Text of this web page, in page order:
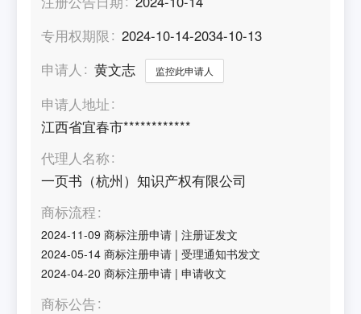
专用权期限
2024-10-14-2034-10-13
申请人
黄文志 监控此申请人
申请人地址
江西省宜春市************
代理人名称
一页书（杭州）知识产权有限公司
商标流程
2024-11-09 商标注册申请 |注册证发文
2024-05-14 商标注册申请 |受理通知书发文
2024-04-20 商标注册申请 |申请收文
商标公告